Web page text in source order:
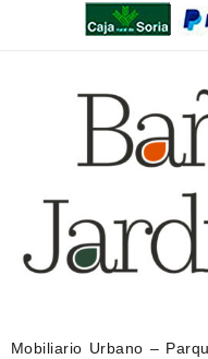
Mobiliario Urbano –